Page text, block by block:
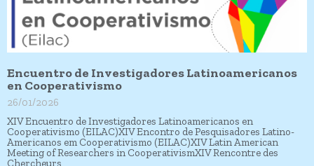
Encuentro de Investigadores Latinoamericanos
en Cooperativismo
26/01/2026
XIV Encuentro de Investigadores Latinoamericanos en
Cooperativismo (EILAC)XIV Encontro de Pesquisadores Latino-
Americanos em Cooperativismo (EILAC)XIV Latin American
Meeting of Researchers in CooperativismXIV Rencontre des
Chercheurs